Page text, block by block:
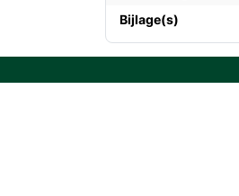
Bijlage(s)